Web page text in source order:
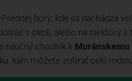
hory, kde sa nachádza
v okolí, alebo na niektorý
náučný chodník k Muránskemu
kam môžete zobrať celú